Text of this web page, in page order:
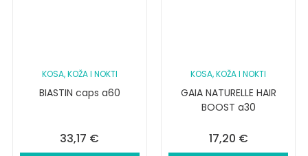
KOSA, KOŽA I NOKTI
BIASTIN caps a60
33,17 €
KOSA, KOŽA I NOKTI
GAIA NATURELLE HAIR
BOOST a30
17,20 €